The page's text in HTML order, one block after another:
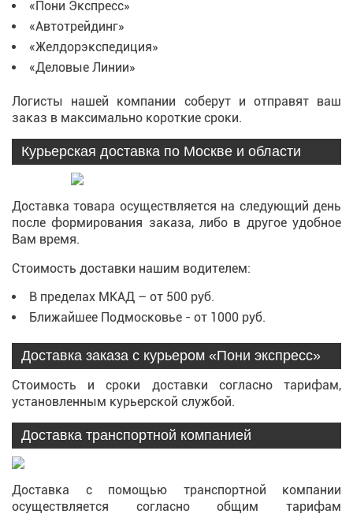
«Пони Экспресс»
«Автотрейдинг»
«Желдорэкспедиция»
«Деловые Линии»
Логисты нашей компании соберут и отправят ваш
заказ в максимально короткие сроки.
Курьерская доставка по Москве и области
Доставка товара осуществляется на следующий день
после формирования заказа, либо в другое удобное
Вам время.
Стоимость доставки нашим водителем:
В пределах МКАД – от 500 руб.
Ближайшее Подмосковье - от 1000 руб.
Доставка заказа с курьером «Пони экспресс»
Стоимость и сроки доставки согласно тарифам,
установленным курьерской службой.
Доставка транспортной компанией
Доставка с помощью транспортной компании
осуществляется согласно общим тарифам